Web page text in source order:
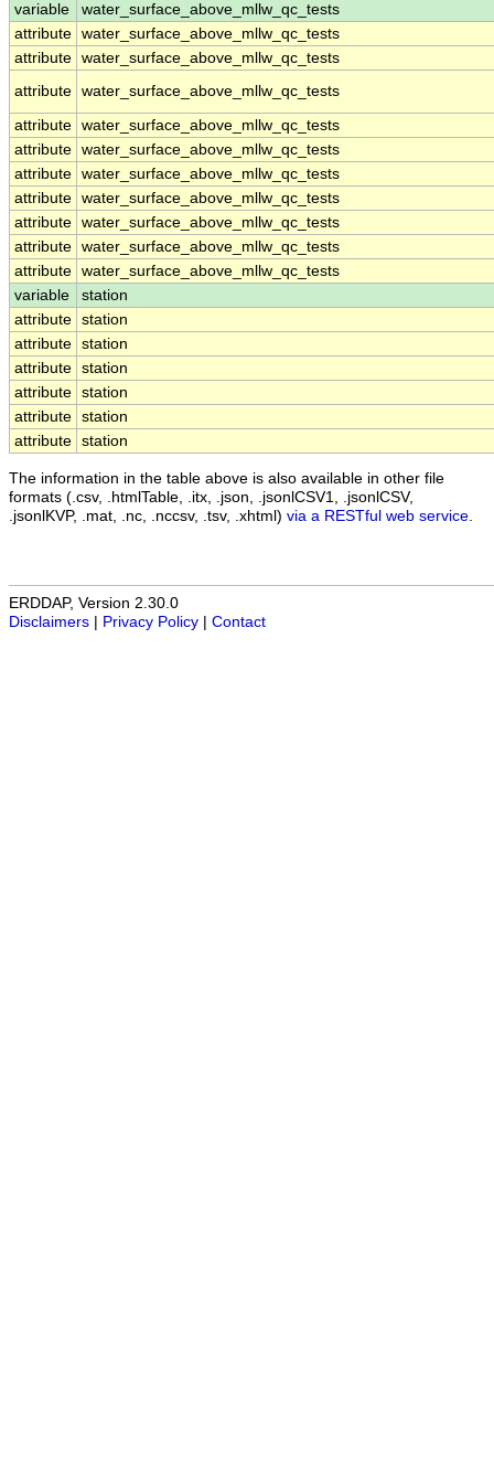
variable
water_surface_above_mllw_qc_tests
attribute water_surface_above_mllw_qc_tests
attribute water_surface_above_mllw_qc_tests
attribute water_surface_above_mllw_qc_tests
attribute water_surface_above_mllw_qc_tests
attribute water_surface_above_mllw_qc_tests
attribute water_surface_above_mllw_qc_tests
attribute water_surface_above_mllw_qc_tests
attribute water_surface_above_mllw_qc_tests
attribute water_surface_above_mllw_qc_tests
attribute water_surface_above_mllw_qc_tests
variable
station
attribute station
attribute station
attribute station
attribute station
attribute station
attribute station
The information in the table above is also available in other file
formats (.csv, .htmlTable, .itx, .json, .jsonlCSV1, .jsonlCSV,
.jsonlKVP, .mat, .nc, .nccsv, .tsv, .xhtml) via a RESTful web service
ERDDAP, Version 2.30.0
Disclaimers
Privacy Policy Contact